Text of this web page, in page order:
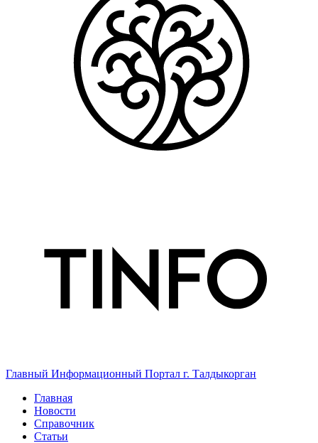
Главный Информационный Портал г. Талдыкорган
Главная
Новости
Справочник
Статьи